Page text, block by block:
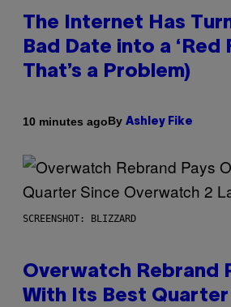
The Internet Has
Bad Date into a ‘Red
That’s a Problem)
10 minutes agoBy Ashley Fike
SCREENSHOT: BLIZZARD
Overwatch Rebrand
With Its Best Quarter